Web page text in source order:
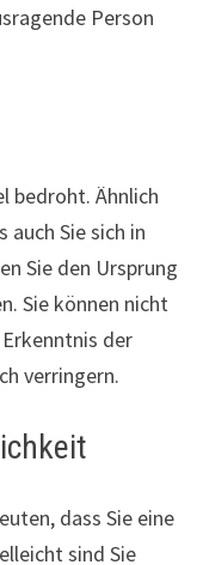
Person
bedroht. Ähnlich
Sie sich in
Sie den Ursprung
Sie können nicht
der
verringern.
dass Sie eine
sind Sie